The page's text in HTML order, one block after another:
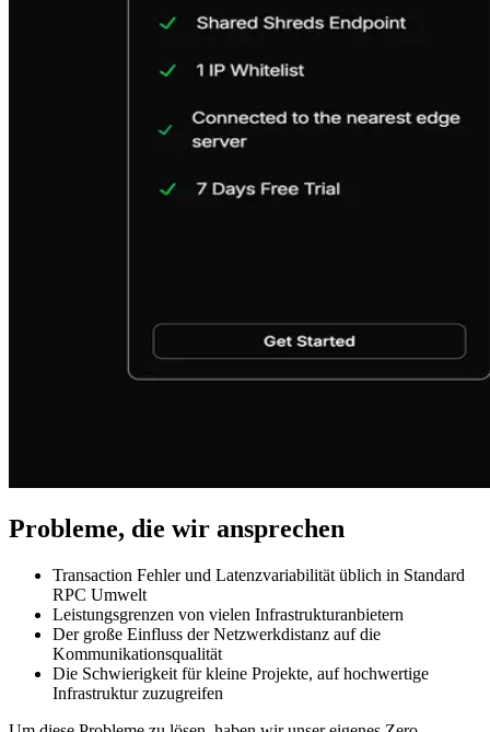
Probleme, die wir ansprechen
Transaction Fehler und Latenzvariabilität üblich in Standard
RPC Umwelt
Leistungsgrenzen von vielen Infrastrukturanbietern
Der große Einfluss der Netzwerkdistanz auf die
Kommunikationsqualität
Die Schwierigkeit für kleine Projekte, auf hochwertige
Infrastruktur zuzugreifen